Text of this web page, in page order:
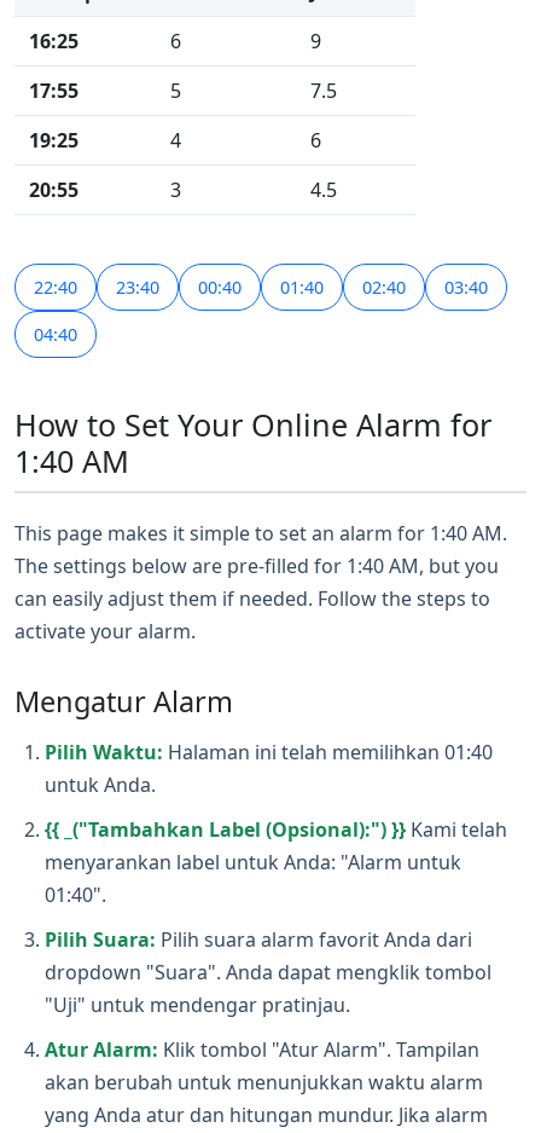
16:25
6
9
17:55
5
7.5
19:25
4
6
20:55
3 4.5
22:40 23:40 00:40 01:40 02:40 03:40
04:40
How to Set Your Online Alarm for
1:40 AM
This page makes it simple to set an alarm for 1:40 AM.
The settings below are pre-filled for 1:40 AM, but you
can easily adjust them if needed. Follow the steps to
activate your alarm.
Mengatur Alarm
Pilih Waktu: Halaman ini telah memilihkan 01:40
untuk Anda.
{{ _("Tambahkan Label (Opsional):") }} Kami telah
menyarankan label untuk Anda: "Alarm untuk
01:40".
Pilih Suara: Pilih suara alarm favorit Anda dari
dropdown "Suara". Anda dapat mengklik tombol
"Uji" untuk mendengar pratinjau.
Atur Alarm: Klik tombol "Atur Alarm". Tampilan
akan berubah untuk menunjukkan waktu alarm
yang Anda atur dan hitungan mundur. Jika alarm